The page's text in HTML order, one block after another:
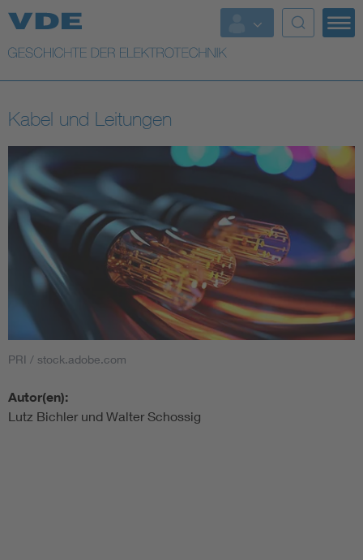
Top Themen
Weitere Themen
Kabel und Leitungen
PRI / stock.adobe.com
Autor(en):
Lutz Bichler und Walter Schossig